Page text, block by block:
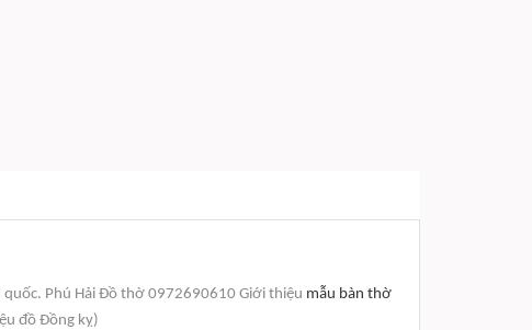
quốc. Phú Hải Đồ thờ 0972690610 Giới thiệu mẫu bàn thờ
đồ Đồng kỵ)